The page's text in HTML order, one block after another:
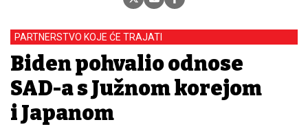
PARTNERSTVO KOJE ĆE TRAJATI
Biden pohvalio odnose
SAD-a s Južnom korejom
i Japanom